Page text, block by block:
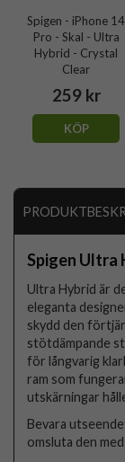
Spigen - iPhone 14
Pro - Skal - Ultra
Hybrid - Crystal
Clear
259 kr
KÖP
Spigen Ultra
Ultra Hybrid är
eleganta
skydd den
stötdämpande
för långvarig
ram som
utskärningar
Bevara
omsluta den